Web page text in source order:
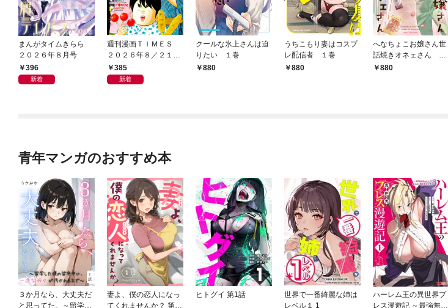
まんがタイムきらら
２０２６年８月号
396
新着
週刊漫画ＴＩＭＥＳ
２０２６年８／２１・
２８合併号
385
新着
クールな氷上さんは迫
りたい １巻
880
うちこもり妻はコスプ
レ配信者 １巻
880
へなちょこお嬢さん世
話焼きオネェさん １
巻880
青年マンガのおすすめ本
３か月なら、大丈夫だ
と思ってた。～留学し
妻よ、僕の恋人になっ
てくれませんか？ 第1
ヒトグイ 第1話
世界で一番綺麗な姉は
レベル１ 1
ハーレム王の異世界プ
レス漫遊記 ～最強無双